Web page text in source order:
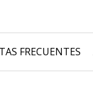
FRECUENTES